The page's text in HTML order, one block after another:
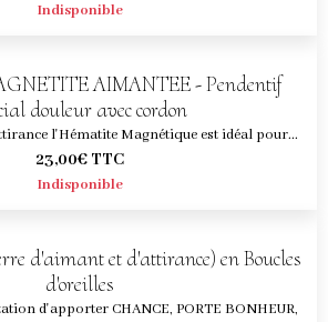
Indisponible
AIMANTEE - Pendentif
douleur avec cordon
l'Hématite Magnétique est idéal pour...
23,00€ TTC
Indisponible
d'aimant et d'attirance) en Boucles
d'oreilles
d'apporter CHANCE, PORTE BONHEUR,